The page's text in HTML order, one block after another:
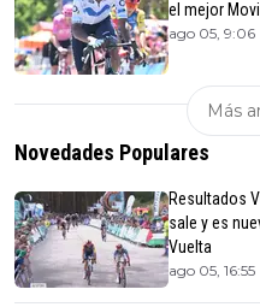
el mejor
ago 05, 9:06
Más
Novedades Populares
Resultados
sale y es
Vuelta
ago 05, 16:55